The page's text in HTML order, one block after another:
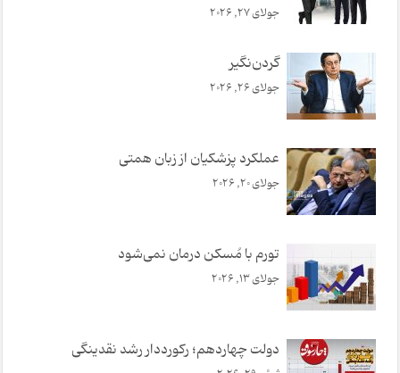
جولای 27, 2026
گردن‌نگیر
جولای 26, 2026
عملکرد پزشکیان از زبان همتی
جولای 20, 2026
تورم با مُسکن درمان نمی‌شود
جولای 13, 2026
دولت چهاردهم؛ رکورددار رشد نقدینگی